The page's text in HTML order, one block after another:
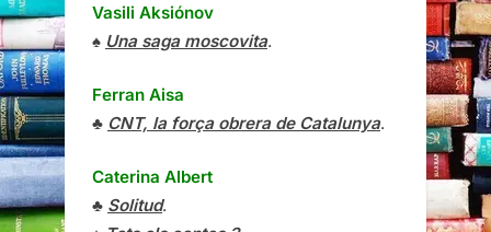
Vasili Aksiónov
♠ Una saga moscovita.
Ferran Aisa
♣ CNT, la força obrera de Catalunya.
Caterina Albert
♣ Solitud.